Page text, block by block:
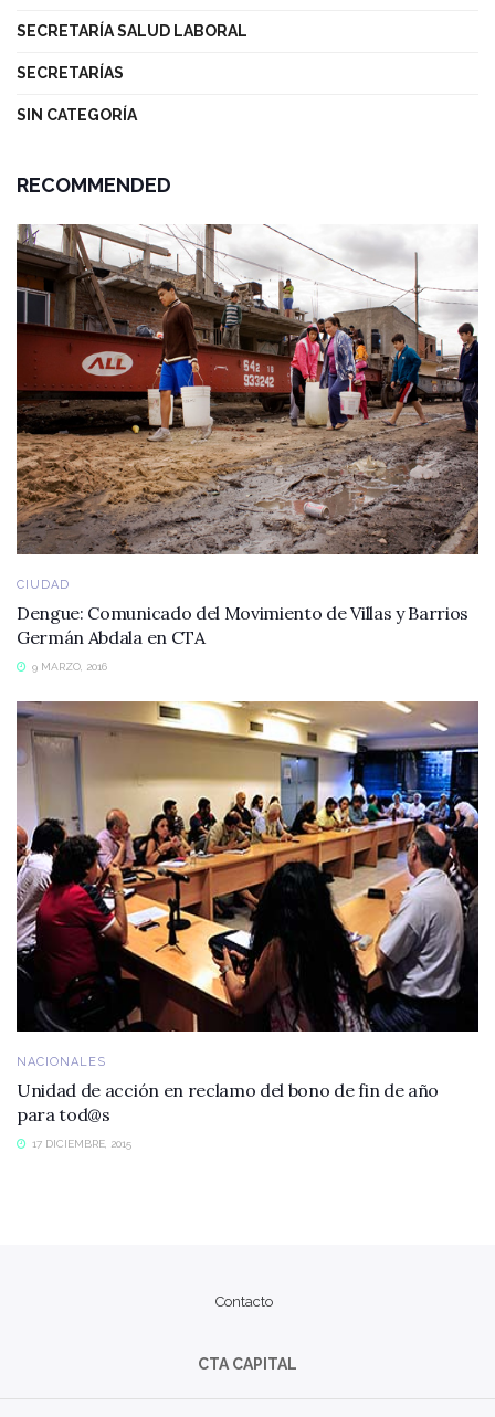
SECRETARÍA SALUD LABORAL
SECRETARÍAS
SIN CATEGORÍA
RECOMMENDED
CIUDAD
Dengue: Comunicado del Movimiento de Villas y Barrios
Germán Abdala en CTA
9 MARZO, 2016
NACIONALES
Unidad de acción en reclamo del bono de fin de año
para tod@s
17 DICIEMBRE, 2015
Contacto
CTA CAPITAL